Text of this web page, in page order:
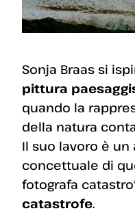
Sonja Braas si
pittura
quando la
della natura
Il suo lavoro è
concettuale di
fotografa
catastrofe.